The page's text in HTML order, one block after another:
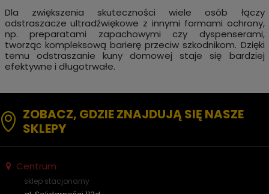
Dla zwiększenia skuteczności wiele osób łączy
odstraszacze ultradźwiękowe z innymi formami ochrony,
np. preparatami zapachowymi czy dyspenserami,
tworząc kompleksową barierę przeciw szkodnikom. Dzięki
temu odstraszanie kuny domowej staje się bardziej
efektywne i długotrwałe.
ZOBACZ, GDZIE ZNAJDUJĄ SIĘ NASZE
SKLEPY
Centrum
sklep stacjonarny